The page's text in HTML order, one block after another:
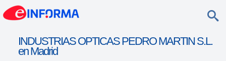
INDUSTRIAS OPTICAS PEDRO MARTIN S.L.
en Madrid